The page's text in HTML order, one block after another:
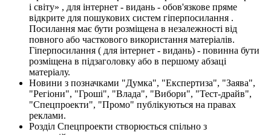
і світу» , для інтернет - видань - обов'язкове пряме
відкрите для пошукових систем гіперпосилання .
Посилання має бути розміщена в незалежності від
повного або часткового використання матеріалів.
Гіперпосилання ( для інтернет - видань) - повинна бути
розміщена в підзаголовку або в першому абзаці
матеріалу.
Новини з позначками "Думка", "Експертиза", "Заява",
"Регіони", "Гроші", "Влада", "Вибори", "Тест-драйв",
"Спецпроекти", "Промо" публікуються на правах
реклами.
Розділ Спецпроекти створюється спільно з